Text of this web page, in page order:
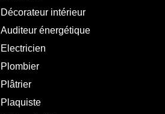
Décorateur intérieur
Auditeur énergétique
Electricien
Plombier
Plâtrier
Plaquiste